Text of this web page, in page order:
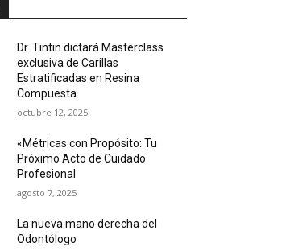
Dr. Tintin dictará Masterclass
exclusiva de Carillas
Estratificadas en Resina
Compuesta
octubre 12, 2025
«Métricas con Propósito: Tu
Próximo Acto de Cuidado
Profesional
agosto 7, 2025
La nueva mano derecha del
Odontólogo